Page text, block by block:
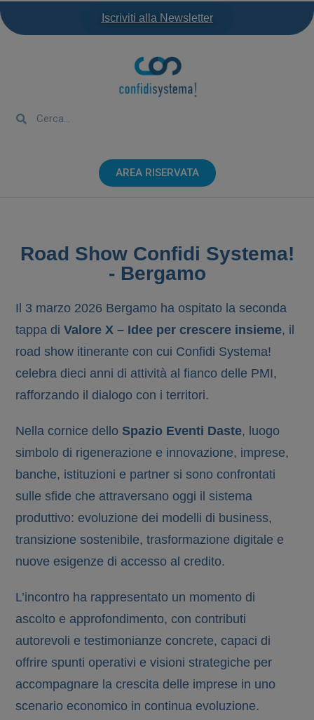
Iscriviti alla Newsletter
AREA RISERVATA
Road Show Confidi Systema!
- Bergamo
Il 3 marzo 2026 Bergamo ha ospitato la seconda
tappa di Valore X – Idee per crescere insieme, il
road show itinerante con cui Confidi Systema!
celebra dieci anni di attività al fianco delle PMI,
rafforzando il dialogo con i territori.
Nella cornice dello Spazio Eventi Daste, luogo
simbolo di rigenerazione e innovazione, imprese,
banche, istituzioni e partner si sono confrontati
sulle sfide che attraversano oggi il sistema
produttivo: evoluzione dei modelli di business,
transizione sostenibile, trasformazione digitale e
nuove esigenze di accesso al credito.
L’incontro ha rappresentato un momento di
ascolto e approfondimento, con contributi
autorevoli e testimonianze concrete, capaci di
offrire spunti operativi e visioni strategiche per
accompagnare la crescita delle imprese in uno
scenario economico in continua evoluzione.